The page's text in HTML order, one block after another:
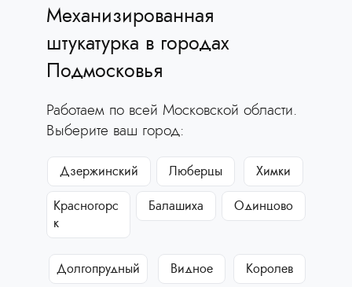
Механизированная
штукатурка в городах
Подмосковья
Работаем по всей Московской области.
Выберите ваш город:
Дзержинский Люберцы
Химки
Красногорс
к
Балашиха Одинцово
Долгопрудный Видное Королев